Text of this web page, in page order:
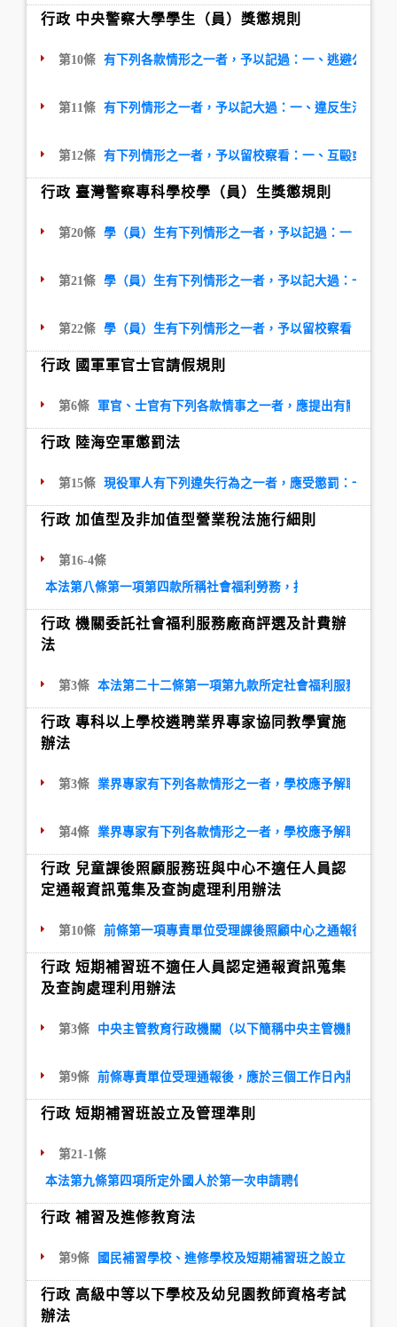
行政 中央警察大學學生（員）獎懲規則
第10條 有下列各款情形之一者，予以記過：一、逃避公差
第11條 有下列情形之一者，予以記大過：一、違反生活規
第12條 有下列情形之一者，予以留校察看：一、互毆或毆
行政 臺灣警察專科學校學（員）生獎懲規則
第20條 學（員）生有下列情形之一者，予以記過：一、騎
第21條 學（員）生有下列情形之一者，予以記大過：一、
第22條 學（員）生有下列情形之一者，予以留校察看：一
行政 國軍軍官士官請假規則
第6條 軍官、士官有下列各款情事之一者，應提出有關證件
行政 陸海空軍懲罰法
第15條 現役軍人有下列違失行為之一者，應受懲罰：一、
行政 加值型及非加值型營業稅法施行細則
第16-4條
本法第八條第一項第四款所稱社會福利勞務，指依兒童及少年
行政 機關委託社會福利服務廠商評選及計費辦
法
第3條 本法第二十二條第一項第九款所定社會福利服務，包
行政 專科以上學校遴聘業界專家協同教學實施
辦法
第3條 業界專家有下列各款情形之一者，學校應予解聘，且
第4條 業界專家有下列各款情形之一者，學校應予解聘，且
行政 兒童課後照顧服務班與中心不適任人員認
定通報資訊蒐集及查詢處理利用辦法
第10條 前條第一項專責單位受理課後照顧中心之通報後，
行政 短期補習班不適任人員認定通報資訊蒐集
及查詢處理利用辦法
第3條 中央主管教育行政機關（以下簡稱中央主管機關）及
第9條 前條專責單位受理通報後，應於三個工作日內將案件
行政 短期補習班設立及管理準則
第21-1條
本法第九條第四項所定外國人於第一次申請聘僱許可時應檢附
行政 補習及進修教育法
第9條 國民補習學校、進修學校及短期補習班之設立、變更
行政 高級中等以下學校及幼兒園教師資格考試
辦法